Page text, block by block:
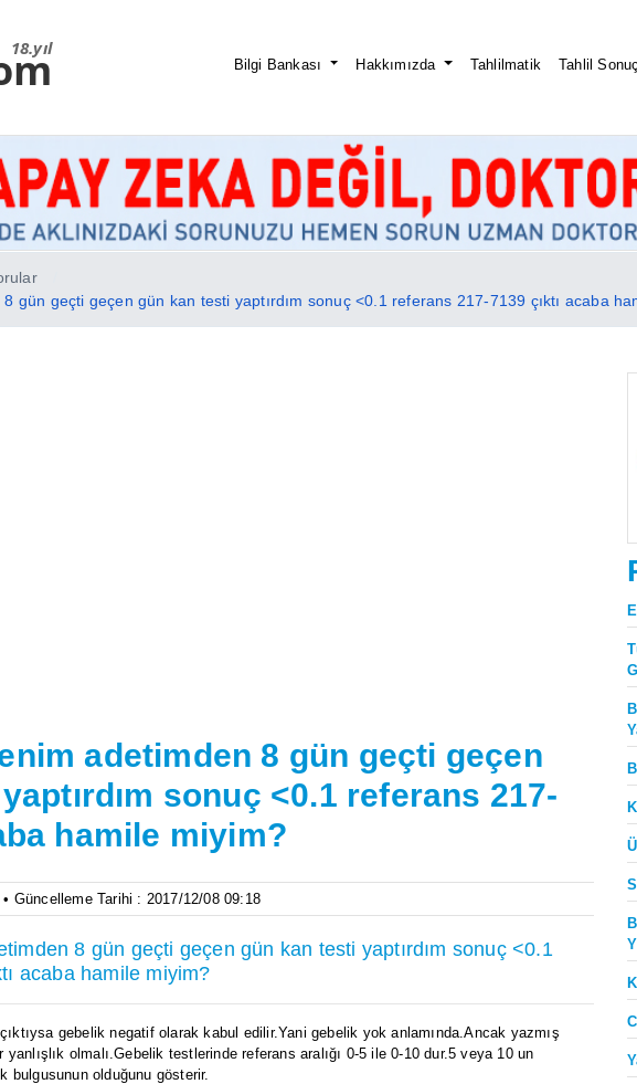
18.yıl
Bilgi Bankası Hakkımızda Tahlilmatik Tahlil
gün geçti geçen gün kan testi yaptırdım sonuç <0.1 referans 217-7139 çıktı acaba
adetimden 8 gün geçti geçen
sonuç <0.1 referans 217-
hamile miyim?
Güncelleme Tarihi : 2017/12/08 09:18
8 gün geçti geçen gün kan testi yaptırdım sonuç <0.1
acaba hamile miyim?
gebelik negatif olarak kabul edilir.Yani gebelik yok anlamında.Ancak yazmış
yanlışlık olmalı.Gebelik testlerinde referans aralığı 0-5 ile 0-10 dur.5 veya 10 un
bulgusunun olduğunu gösterir.